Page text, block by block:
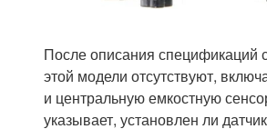
После описания спецификаций
этой модели отсутствуют,
и центральную емкостную
указывает, установлен ли